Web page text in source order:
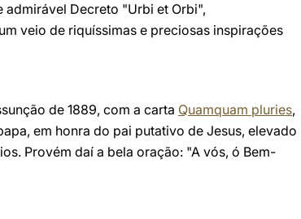
admirável Decreto "Urbi et Orbi",
veio de riquíssimas e preciosas inspirações
de 1889, com a carta Quamquam pluries,
em honra do pai putativo de Jesus, elevado
Provém daí a bela oração: "A vós, ó Bem-